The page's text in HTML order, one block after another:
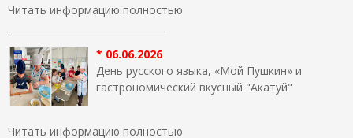
Читать информацию полностью
* 06.06.2026
День русского языка, «Мой Пушкин» и
гастрономический вкусный "Акатуй"
Читать информацию полностью